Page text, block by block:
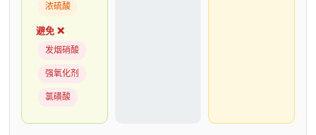
浓硫酸
避免 ❌
发烟硝酸
强氧化剂
氯磺酸